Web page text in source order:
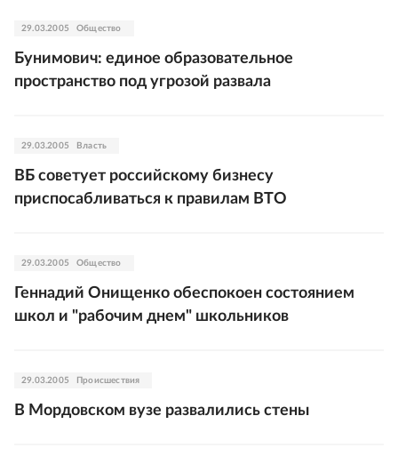
29.03.2005 Общество
Бунимович: единое образовательное
пространство под угрозой развала
29.03.2005 Власть
ВБ советует российскому бизнесу
приспосабливаться к правилам ВТО
29.03.2005 Общество
Геннадий Онищенко обеспокоен состоянием
школ и "рабочим днем" школьников
29.03.2005 Происшествия
В Мордовском вузе развалились стены